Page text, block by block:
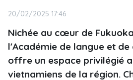
20/02/2025 17:46
Nichée au cœur de
l'Académie de langue et
offre un espace privilégié
vietnamiens de la région.